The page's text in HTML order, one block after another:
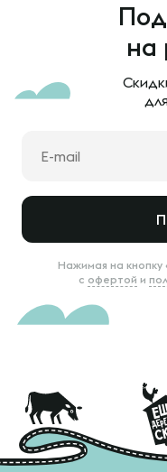
на
Нажимая на кнопку
с офертой и